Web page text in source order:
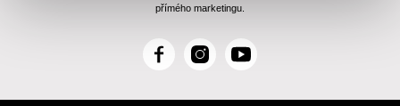
přímého marketingu.
F
c
I
s
Y
u